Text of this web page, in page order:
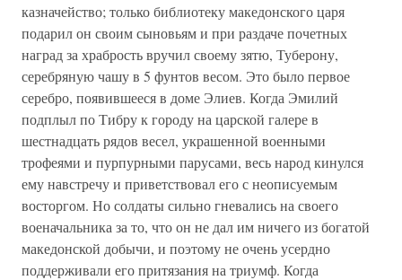
казначейство; только библиотеку македонского царя
подарил он своим сыновьям и при раздаче почетных
наград за храбрость вручил своему зятю, Туберону,
серебряную чашу в 5 фунтов весом. Это было первое
серебро, появившееся в доме Элиев. Когда Эмилий
подплыл по Тибру к городу на царской галере в
шестнадцать рядов весел, украшенной военными
трофеями и пурпурными парусами, весь народ кинулся
ему навстречу и приветствовал его с неописуемым
восторгом. Но солдаты сильно гневались на своего
военачальника за то, что он не дал им ничего из богатой
македонской добычи, и поэтому не очень усердно
поддерживали его притязания на триумф. Когда